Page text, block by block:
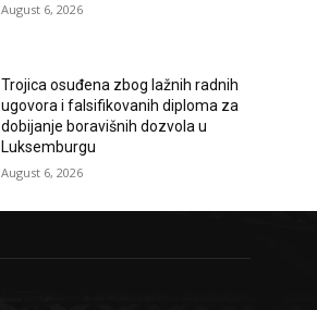
August 6, 2026
Trojica osuđena zbog lažnih radnih
ugovora i falsifikovanih diploma za
dobijanje boravišnih dozvola u
Luksemburgu
August 6, 2026